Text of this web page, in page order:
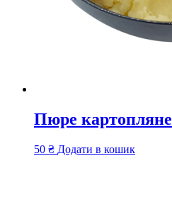
Пюре картопляне
50 ₴ Додати в кошик